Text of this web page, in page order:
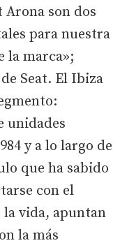
Arona son dos
para nuestra
la marca»;
Seat. El Ibiza
unidades
y a lo largo de
que ha sabido
con el
vida, apuntan
la más